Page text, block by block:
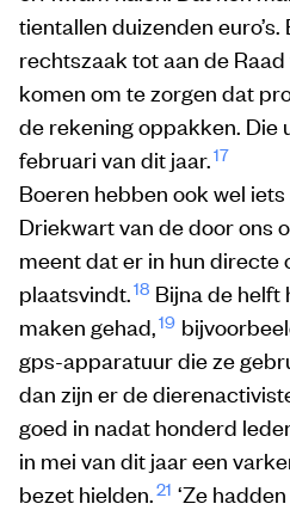
tientallen duizenden euro’s.
rechtszaak tot aan de
komen om te zorgen dat
de rekening oppakken. Die
februari van dit jaar.17
Boeren hebben ook wel
Driekwart van de door ons
meent dat er in hun directe
plaatsvindt.18 Bijna de helft
maken gehad,19
gps-apparatuur die ze
dan zijn er de
goed in nadat honderd
in mei van dit jaar een
bezet hielden.21 ‘Ze